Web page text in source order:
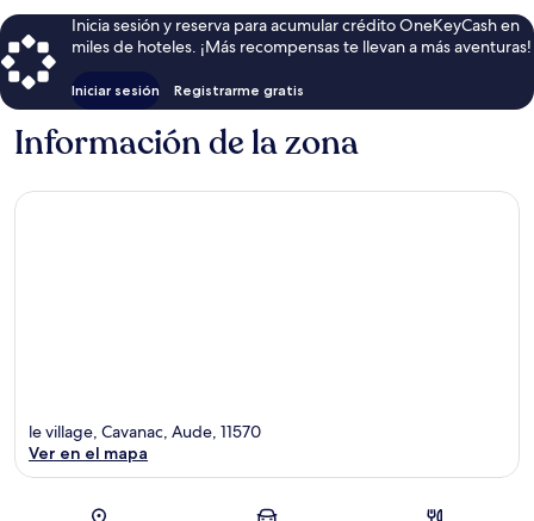
Inicia sesión y reserva para acumular crédito OneKeyCash en
miles de hoteles. ¡Más recompensas te llevan a más aventuras!
Iniciar sesión Registrarme gratis
Información de la zona
le village, Cavanac, Aude, 11570
Ver en el mapa